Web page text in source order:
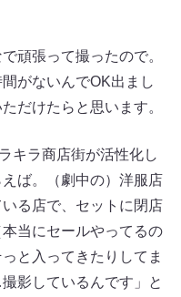
頑張って撮ったので。
がないんでOK出まし
だけたらと思います。
キラ商店街が活性化し
ば。（劇中の）洋服店
る店で、セットに閉店
当にセールやってるの
と入ってきたりしてま
影しているんです」と